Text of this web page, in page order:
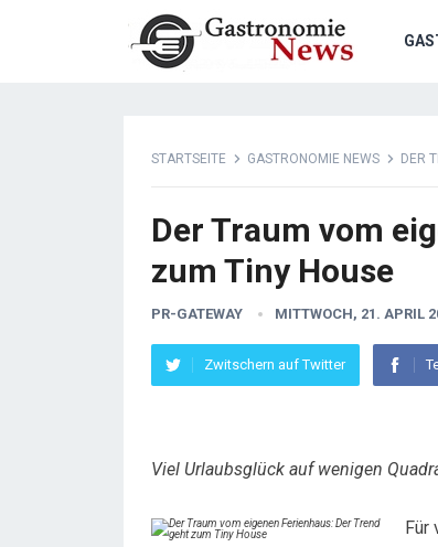
STARTSEITE GASTRONOMIE NEWS DER
Der Traum vom
zum Tiny House
PR-GATEWAY MITTWOCH, 21. APRIL
Zwitschern auf Twitter
Viel Urlaubsglück auf wenigen
Für